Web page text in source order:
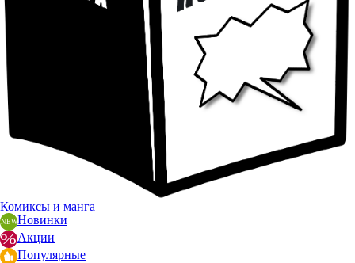
Комиксы и манга
Новинки
Акции
Популярные